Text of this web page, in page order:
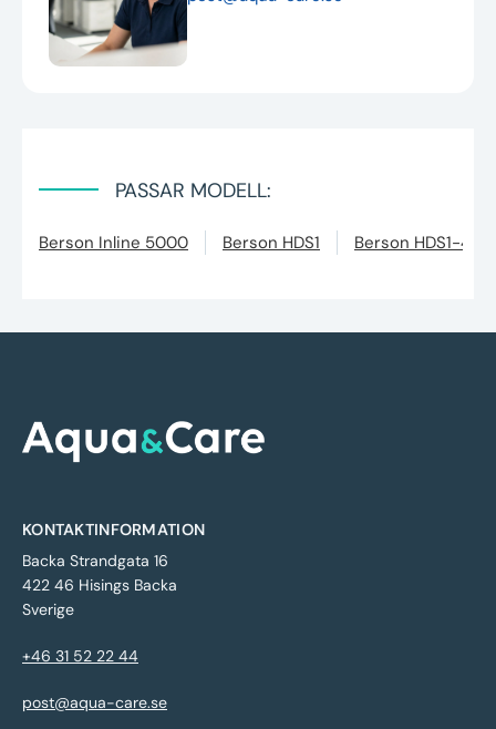
PASSAR MODELL:
Berson Inline 5000 Berson HDS1 Berson HDS1-
KONTAKTINFORMATION
Backa Strandgata 16
422 46 Hisings Backa
Sverige
+46 31 52 22 44
post@aqua-care.se